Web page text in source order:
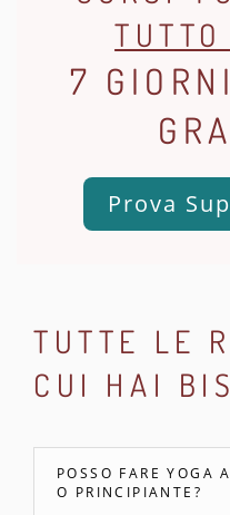
7
Prova
TUTTE LE
CUI HAI
POSSO FARE YOGA
O PRINCIPIANTE?